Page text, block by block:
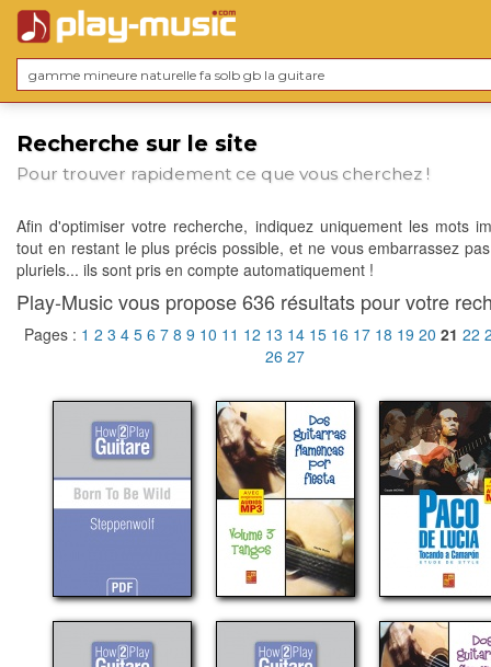
Recherche sur le site
Pour trouver rapidement ce que vous cherchez !
Afin d'optimiser votre recherche, indiquez uniquement les mots
tout en restant le plus précis possible, et ne vous embarrassez
pluriels... ils sont pris en compte automatiquement !
Play-Music vous propose 636 résultats pour votre
Pages : 1 2 3 4 5 6 7 8 9 10 11 12 13 14 15 16 17 18 19 20 21 22
26 27